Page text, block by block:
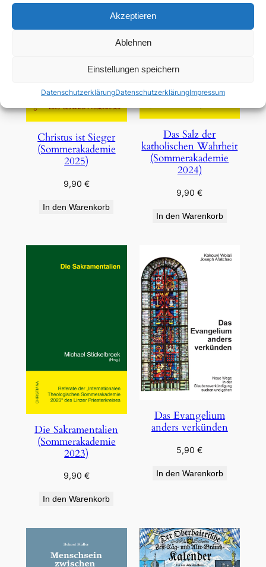
Akzeptieren
Ablehnen
Einstellungen speichern
DatenschutzerklärungDatenschutzerklärungImpressum
Christus ist Sieger
(Sommerakademie
2025)
9,90 €
In den Warenkorb
Das Salz der
katholischen Wahrheit
(Sommerakademie
2024)
9,90€
In den Warenkorb
Die Sakramentalien
(Sommerakademie
2023)
9,90 €
In den Warenkorb
Das Evangelium
anders verkünden
5,90€
In den Warenkorb